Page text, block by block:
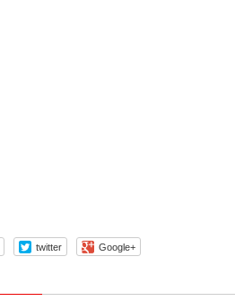
twitter Google+